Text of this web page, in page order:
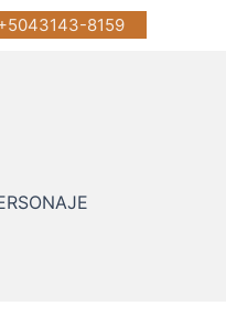
8159